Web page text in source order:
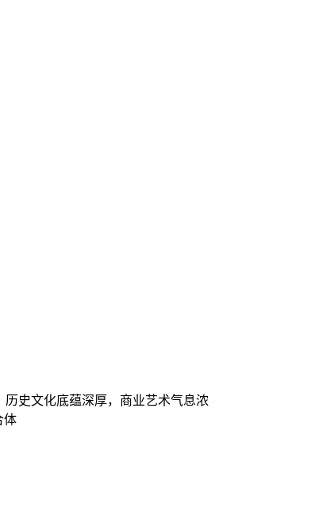
史文化底蕴深厚，商业艺术气息浓
体